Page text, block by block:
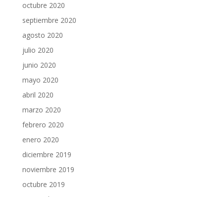
octubre 2020
septiembre 2020
agosto 2020
julio 2020
junio 2020
mayo 2020
abril 2020
marzo 2020
febrero 2020
enero 2020
diciembre 2019
noviembre 2019
octubre 2019